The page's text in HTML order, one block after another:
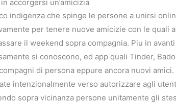
accorgersi un’amicizia
indigenza che spinge le persone a unirsi
per tenere nuove amicizie con le
il weekend sopra compagnia. Piu in
si conoscono, ed app quali Tinder,
di persona eppure ancora nuovi
intenzionalmente verso autorizzare agli
sopra vicinanza persone unitamente gli